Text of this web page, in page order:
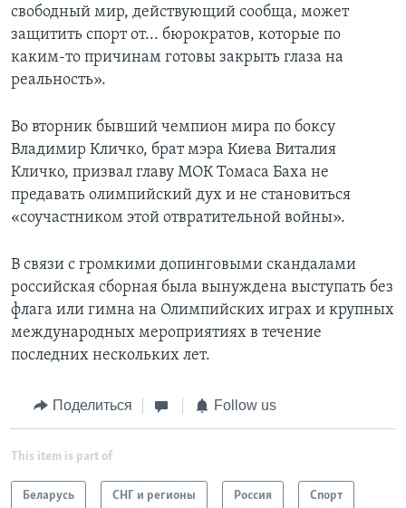
свободный мир, действующий сообща, может
защитить спорт от... бюрократов, которые по
каким-то причинам готовы закрыть глаза на
реальность».
Во вторник бывший чемпион мира по боксу
Владимир Кличко, брат мэра Киева Виталия
Кличко, призвал главу МОК Томаса Баха не
предавать олимпийский дух и не становиться
«соучастником этой отвратительной войны».
В связи с громкими допинговыми скандалами
российская сборная была вынуждена выступать без
флага или гимна на Олимпийских играх и крупных
международных мероприятиях в течение
последних нескольких лет.
Поделиться Follow us
This item is part of
Беларусь СНГ и регионы Россия Спорт